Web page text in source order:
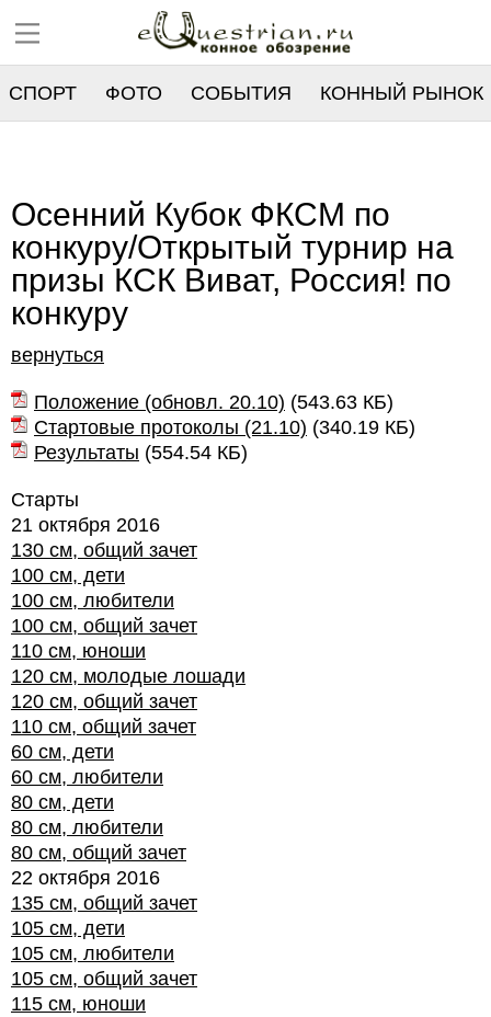
СПОРТ ФОТО СОБЫТИЯ КОННЫЙ РЫНОК
Осенний Кубок ФКСМ по
конкуру/Открытый турнир на
призы КСК Виват, Россия! по
конкуру
вернуться
Положение (обновл. 20.10) (543.63 КБ)
Стартовые протоколы (21.10) (340.19 КБ)
Результаты (554.54 КБ)
Старты
21 октября 2016
130 см, общий зачет
100 см, дети
100 см, любители
100 см, общий зачет
110 см, юноши
120 см, молодые лошади
120 см, общий зачет
110 см, общий зачет
60 см, дети
60 см, любители
80 см, дети
80 см, любители
80 см, общий зачет
22 октября 2016
135 см, общий зачет
105 см, дети
105 см, любители
105 см, общий зачет
115 см, юноши